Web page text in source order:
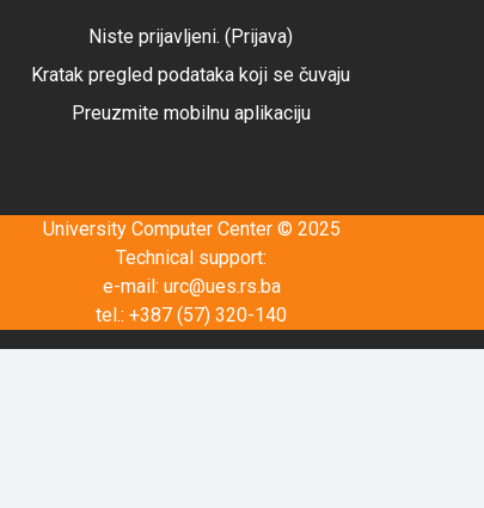
Niste prijavljeni. (Prijava)
Kratak pregled podataka koji se čuvaju
Preuzmite mobilnu aplikaciju
University Computer Center © 2025
Technical support:
e-mail: urc@ues.rs.ba
tel.: +387 (57) 320-140